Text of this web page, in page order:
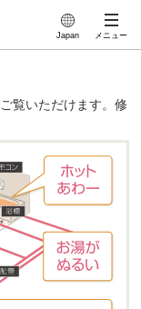
Japan メニュー
覧いただけます。修